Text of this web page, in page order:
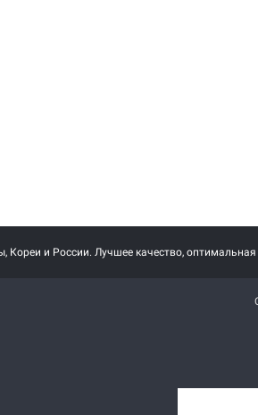
и России. Лучшее качество,